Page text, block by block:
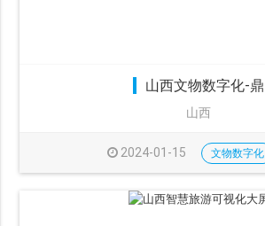
山西文物数字化-鼎
山西
2024-01-15 文物数字化